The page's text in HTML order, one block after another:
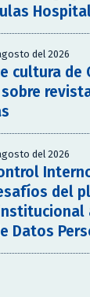
del 2026
cultura de
del 2026
del
Datos